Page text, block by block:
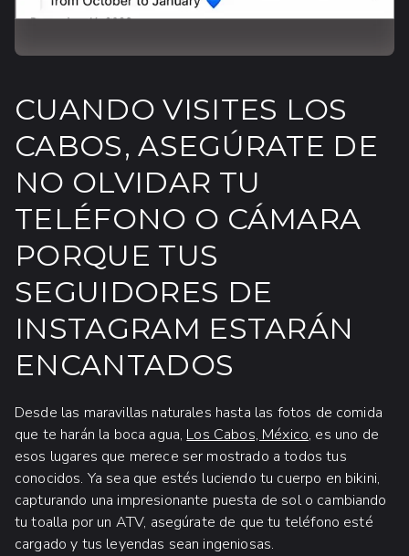
CUANDO VISITES LOS
CABOS, ASEGÚRATE DE
NO OLVIDAR TU
TELÉFONO O CÁMARA
PORQUE TUS
SEGUIDORES DE
INSTAGRAM ESTARÁN
ENCANTADOS
Desde las maravillas naturales hasta las fotos de comida
que te harán la boca agua,Los Cabos, México, es uno de
esos lugares que merece ser mostrado a todos tus
conocidos. Ya sea que estés luciendo tu cuerpo en bikini,
capturando una impresionante puesta de sol o cambiando
tu toalla por un ATV, asegúrate de que tu teléfono esté
cargado y tus leyendas sean ingeniosas.